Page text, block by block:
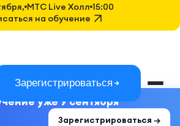
Зарегистрироваться
уже 9 сентября
Зарегистрироваться →
MTC Live Холл 15:00
на обучение